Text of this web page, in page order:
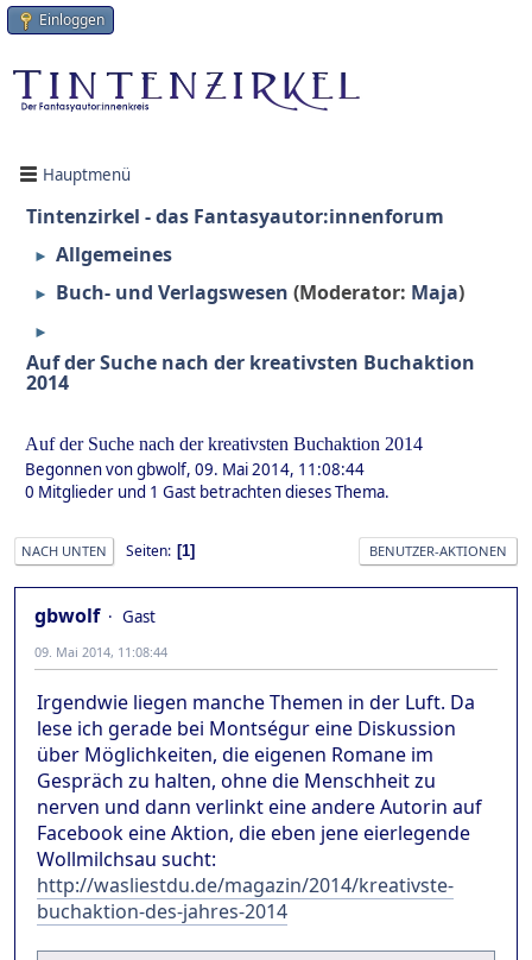
Einloggen
Hauptmenü
Tintenzirkel - das Fantasyautor:innenforum
► Allgemeines
► Buch- und Verlagswesen (Moderator: Maja)
►
Auf der Suche nach der kreativsten Buchaktion
2014
Auf der Suche nach der kreativsten Buchaktion 2014
Begonnen von gbwolf, 09. Mai 2014, 11:08:44
0 Mitglieder und 1 Gast betrachten dieses Thema.
NACH UNTEN Seiten 1 BENUTZER-AKTIONEN
gbwolf Gast
09. Mai 2014, 11:08:44
Irgendwie liegen manche Themen in der Luft. Da
lese ich gerade bei Montségur eine Diskussion
über Möglichkeiten, die eigenen Romane im
Gespräch zu halten, ohne die Menschheit zu
nerven und dann verlinkt eine andere Autorin auf
Facebook eine Aktion, die eben jene eierlegende
Wollmilchsau sucht:
http://wasliestdu.de/magazin/2014/kreativste-
buchaktion-des-jahres-2014